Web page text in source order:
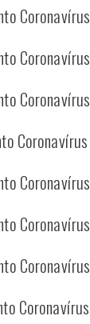
Coronavírus
Coronavírus
Coronavírus
Coronavírus
Coronavírus
Coronavírus
Coronavírus
Coronavírus